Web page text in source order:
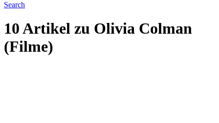
Search
10 Artikel zu Olivia Colman
(Filme)